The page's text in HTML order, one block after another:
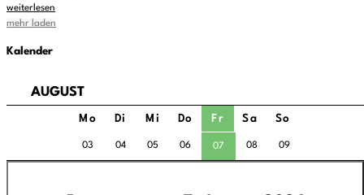
weiterlesen
mehr laden
Kalender
AUGUST
Mo Di Mi Do Fr Sa So
03 04 05 06 07 08 09